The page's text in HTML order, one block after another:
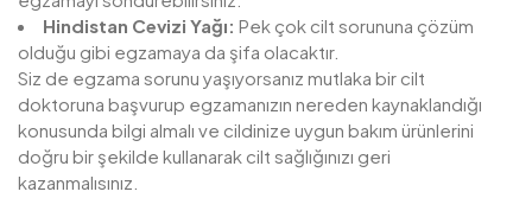
Hindistan Cevizi Yağı: Pek çok cilt sorununa çözüm
olduğu gibi egzamaya da şifa olacaktır.
Siz de egzama sorunu yaşıyorsanız mutlaka bir cilt
doktoruna başvurup egzamanızın nereden kaynaklandığı
konusunda bilgi almalı ve cildinize uygun bakım ürünlerini
doğru bir şekilde kullanarak cilt sağlığınızı geri
kazanmalısınız.